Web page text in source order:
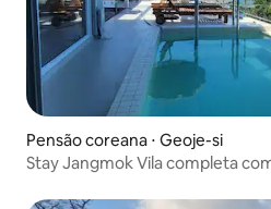
Pensão coreana ⋅ Geoje-si
Stay Jangmok Vila completa